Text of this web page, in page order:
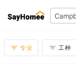
专业 工种